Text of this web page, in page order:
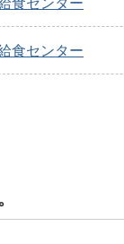
食センター
食センター